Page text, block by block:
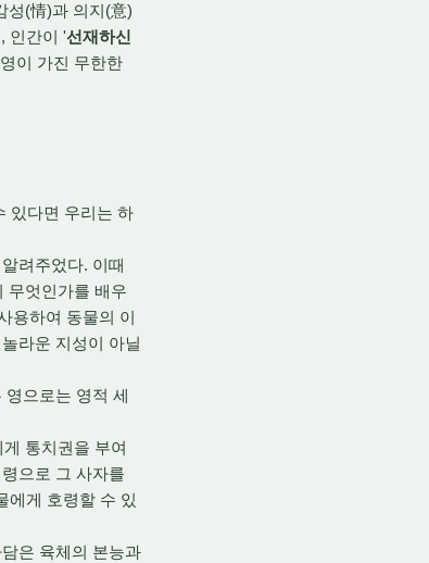
성(情)과 의지(意)
인간이 '선재하신
이 가진 무한한
있다면 우리는 하
려주었다. 이때
무엇인가를 배우
용하여 동물의 이
라운 지성이 아닐
으로는 영적 세
통치권을 부여
으로 그 사자를
에게 호령할 수 있
은 육체의 본능과